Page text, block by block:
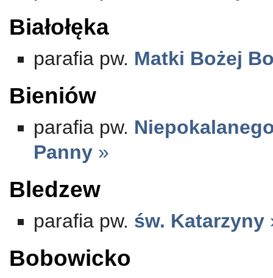
Białołęka
parafia pw. Matki Bożej
Bieniów
parafia pw.
Panny »
Bledzew
parafia pw. św. Katarzyny
Bobowicko